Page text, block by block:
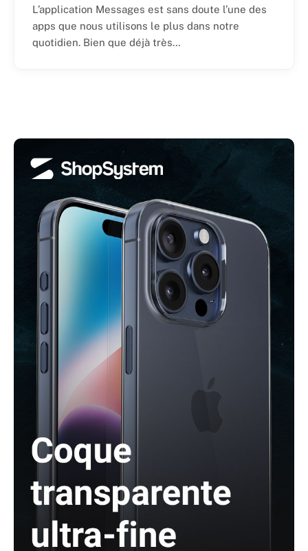
L’application Messages est sans doute l’une des
apps que nous utilisons le plus dans notre
quotidien. Bien que déjà très…